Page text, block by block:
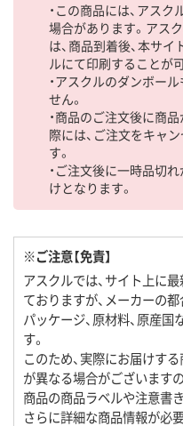
・この商品には、アス
場合があります。アス
は、商品到着後、本サ
ルにて印刷することが
・アスクルのダンボー
せん。
・商品のご注文後に商
際には、ご注文をキャ
す。
・ご注文後に一時品切
けとなります。
※ご注意【免責】
アスクルでは、サイト上に
ておりますが、メーカーの都
パッケージ、原材料、原産
す。
このため、実際にお届けす
が異なる場合がございます
商品の商品ラベルや注意書
さらに詳細な商品情報が必